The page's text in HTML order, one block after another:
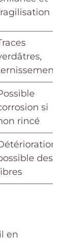
si
rincé
des
en